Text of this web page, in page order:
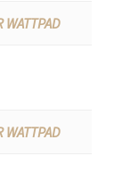
WATTPAD
WATTPAD